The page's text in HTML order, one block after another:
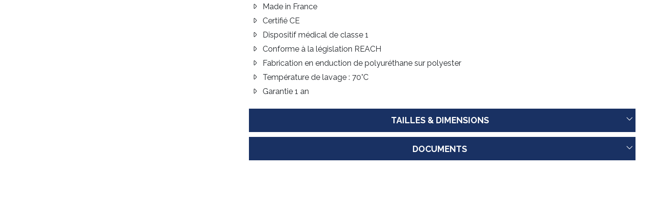
Made in France
Certifié CE
Dispositif médical de classe 1
Conforme à la législation REACH
Fabrication en enduction de polyuréthane sur polyester
Température de lavage : 70°C
Garantie 1 an
TAILLES & DIMENSIONS
DOCUMENTS